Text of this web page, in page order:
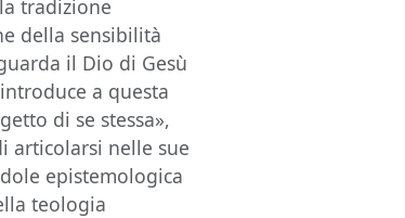
tradizione
della sensibilità
il Dio di Gesù
a questa
di se stessa»,
articolarsi nelle sue
epistemologica
teologia